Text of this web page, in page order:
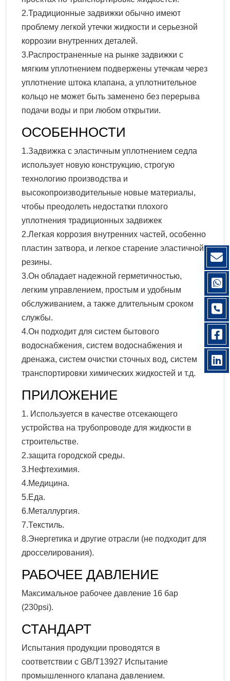
2.Традиционные задвижки обычно имеют
проблему легкой утечки жидкости и серьезной
коррозии внутренних деталей.
3.Распространенные на рынке задвижки с
мягким уплотнением подвержены утечкам через
уплотнение штока клапана, а уплотнительное
кольцо не может быть заменено без перерыва
подачи воды и при любом открытии.
ОСОБЕННОСТИ
1.Задвижка с эластичным уплотнением седла
использует новую конструкцию, строгую
технологию производства и
высокопроизводительные новые материалы,
чтобы преодолеть недостатки плохого
уплотнения традиционных задвижек
2.Легкая коррозия внутренних частей, особенно
пластин затвора, и легкое старение эластичной
резины.
3.Он обладает надежной герметичностью,
легким управлением, простым и удобным
обслуживанием, а также длительным сроком
службы.
4.Он подходит для систем бытового
водоснабжения, систем водоснабжения и
дренажа, систем очистки сточных вод, систем
транспортировки химических жидкостей и т.д.
ПРИЛОЖЕНИЕ
1. Используется в качестве отсекающего
устройства на трубопроводе для жидкости в
строительстве.
2.защита городской среды.
3.Нефтехимия.
4.Медицина.
5.Еда.
6.Металлургия.
7.Текстиль.
8.Энергетика и другие отрасли (не подходит для
дросселирования).
РАБОЧЕЕ ДАВЛЕНИЕ
Максимальное рабочее давление 16 бар
(230psi).
СТАНДАРТ
Испытания продукции проводятся в
соответствии с GB/T13927 Испытание
промышленного клапана давлением.